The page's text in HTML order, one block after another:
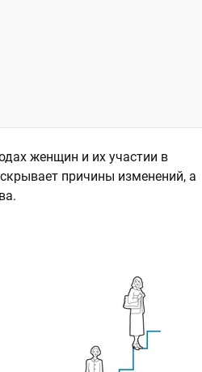
женщин и их участии в
причины изменений, а